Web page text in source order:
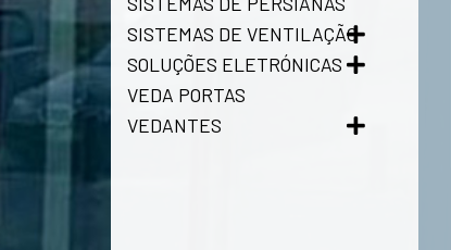
SISTEMAS DE VENTILAÇÃO
SOLUÇÕES ELETRÓNICAS
VEDA PORTAS
VEDANTES